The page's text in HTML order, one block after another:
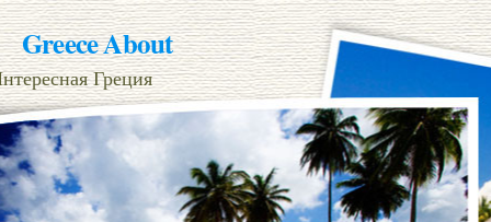
Greece About
Греция